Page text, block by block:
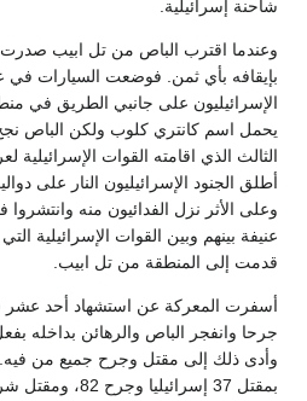
شاحنة إسرائيلية.
وعندما اقترب الباص من تل ابيب صدرت
بإيقافه بأي ثمن. فوضعت السيارات في
الإسرائيليون على جانبي الطريق في
يحمل اسم كانتري كلوب ولكن الباص
الثالث الذي اقامته القوات الإسرائيلية
أطلق الجنود الإسرائيليون النار على
وعلى الأثر نزل الفدائيون منه
عنيفة بينهم وبين القوات الإسرائيلية
قدمت إلى المنطقة من تل ابيب.
أسفرت المعركة عن استشهاد أحد عشر
جرحا وانفجر الباص والرهائن بداخله
وأدى ذلك إلى مقتل وجرح جميع من
بمقتل 37